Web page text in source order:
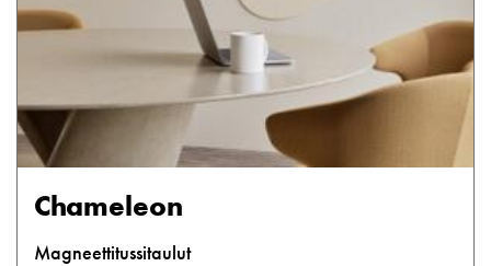
Chameleon
Magneettitussitaulut